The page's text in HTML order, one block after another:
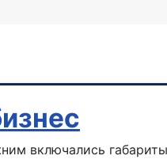
включались